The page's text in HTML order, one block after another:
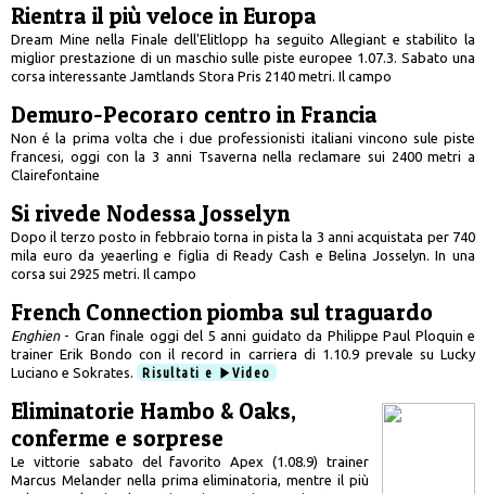
Rientra il più veloce in Europa
Dream Mine nella Finale dell'Elitlopp ha seguito Allegiant e stabilito la
miglior prestazione di un maschio sulle piste europee 1.07.3. Sabato una
corsa interessante Jamtlands Stora Pris 2140 metri. Il campo
Demuro-Pecoraro centro in Francia
Non é la prima volta che i due professionisti italiani vincono sule piste
francesi, oggi con la 3 anni Tsaverna nella reclamare sui 2400 metri a
Clairefontaine
Si rivede Nodessa Josselyn
Dopo il terzo posto in febbraio torna in pista la 3 anni acquistata per 740
mila euro da yeaerling e figlia di Ready Cash e Belina Josselyn. In una
corsa sui 2925 metri. Il campo
French Connection piomba sul traguardo
Enghien- Gran finale oggi del 5 anni guidato da Philippe Paul Ploquin e
trainer Erik Bondo con il record in carriera di 1.10.9 prevale su Lucky
Luciano e Sokrates.
Risultati e Video
Eliminatorie Hambo & Oaks,
conferme e sorprese
Le vittorie sabato del favorito Apex (1.08.9) trainer
Marcus Melander nella prima eliminatoria, mentre il più